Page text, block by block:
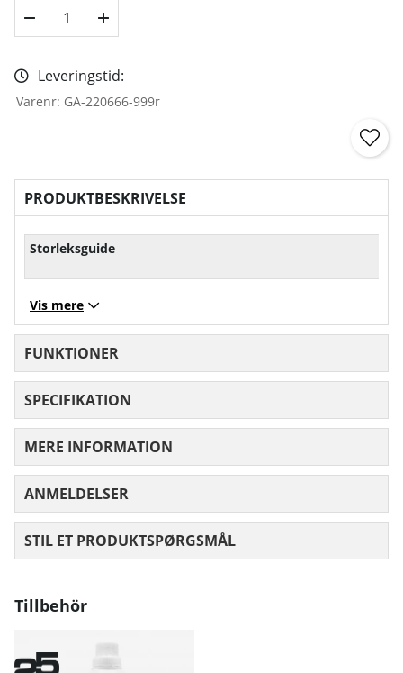
Leveringstid:
Varenr: GA-220666-999r
PRODUKTBESKRIVELSE
Storleksguide
Vis mere
FUNKTIONER
SPECIFIKATION
MERE INFORMATION
ANMELDELSER
STIL ET PRODUKTSPØRGSMÅL
Tillbehör